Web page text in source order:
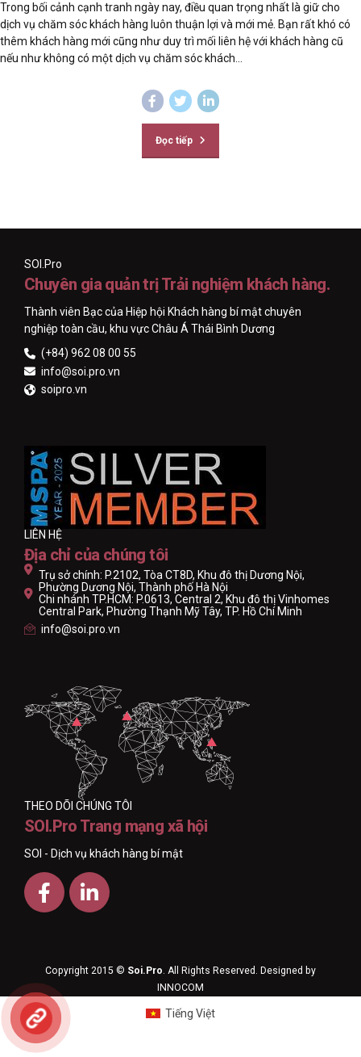
Trong bối cảnh cạnh tranh ngày nay, điều quan trọng nhất là giữ cho
dịch vụ chăm sóc khách hàng luôn thuận lợi và mới mẻ. Bạn rất khó có
thêm khách hàng mới cũng như duy trì mối liên hệ với khách hàng cũ
nếu như không có một dịch vụ chăm sóc khách...
Đọc tiếp
SOI.Pro
Chuyên gia quản trị Trải nghiệm khách hàng.
Thành viên Bạc của Hiệp hội Khách hàng bí mật chuyên
nghiệp toàn cầu, khu vực Châu Á Thái Bình Dương
(+84) 962 08 00 55
info@soi.pro.vn
soipro.vn
LIÊN HỆ
Địa chỉ của chúng tôi
Trụ sở chính: P.2102, Tòa CT8D, Khu đô thị Dương Nội,
Phường Dương Nội, Thành phố Hà Nội
Chi nhánh TP.HCM: P.0613, Central 2, Khu đô thị Vinhomes
Central Park, Phường Thạnh Mỹ Tây, TP. Hồ Chí Minh
info@soi.pro.vn
THEO DÕI CHÚNG TÔI
SOI.Pro Trang mạng xã hội
SOI - Dịch vụ khách hàng bí mật
Copyright 2015 © Soi.Pro . All Rights Reserved. Designed by
INNOCOM
Tiếng Việt